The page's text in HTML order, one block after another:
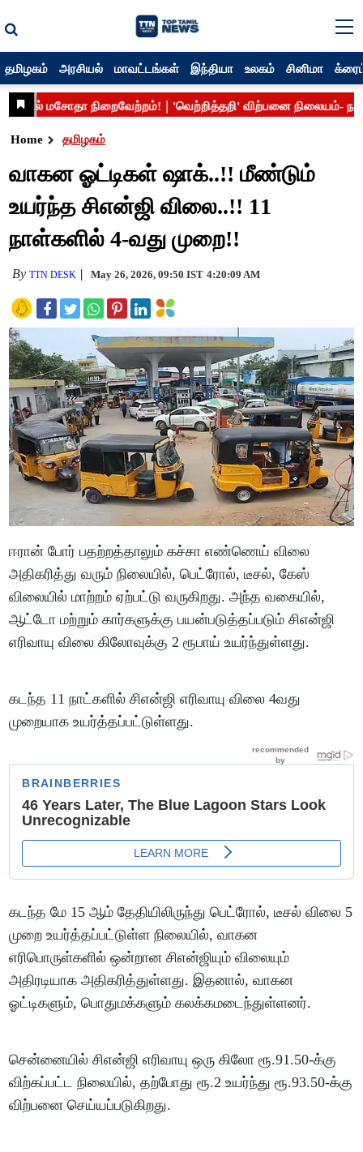
தமிழகம் அரசியல் மாவட்டங்கள் இந்தியா உலகம் சினிமா
Home தமிழகம்
வாகன ஓட்டிகள் ஷாக்..!! மீண்டும்
உயர்ந்த சிஎன்ஜி விலை..!! 11
நாள்களில் 4-வது முறை!!
ByTTN DESK May 26, 2026, 09:50 IST 4:20:09 AM
ஈரான் போர் பதற்றத்தாலும் கச்சா எண்ணெய் விலை
அதிகரித்து வரும் நிலையில், பெட்ரோல், டீசல், கேஸ்
விலையில் மாற்றம் ஏற்பட்டு வருகிறது. அந்த வகையில்,
ஆட்டோ மற்றும் கார்களுக்கு பயன்படுத்தப்படும் சிஎன்ஜி
எரிவாயு விலை கிலோவுக்கு 2 ரூபாய் உயர்ந்துள்ளது.
கடந்த 11 நாட்களில் சிஎன்ஜி எரிவாயு விலை 4வது
முறையாக உயர்த்தப்பட்டுள்ளது.
கடந்த மே 15 ஆம் தேதியிலிருந்து பெட்ரோல், டீசல் விலை 5
முறை உயர்த்தப்பட்டுள்ள நிலையில், வாகன
எரிபொருள்களில் ஒன்றான சிஎன்ஜியும் விலையும்
அதிரடியாக அதிகரித்துள்ளது. இதனால், வாகன
ஓட்டிகளும், பொதுமக்களும் கலக்கமடைந்துள்ளனர்.
சென்னையில் சிஎன்ஜி எரிவாயு ஒரு கிலோ ரூ.91.50-க்கு
விற்கப்பட்ட நிலையில், தற்போது ரூ.2 உயர்ந்து ரூ.93.50-க்கு
விற்பனை செய்யப்படுகிறது.